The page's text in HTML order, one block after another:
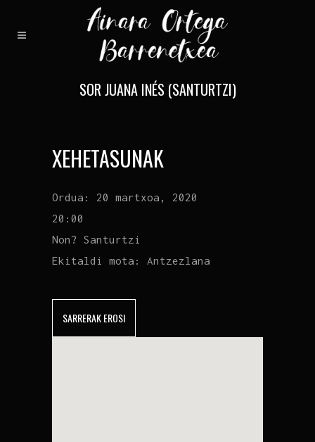
SOR JUANA INÉS (SANTURTZI)
XEHETASUNAK
Ordua:
20 martxoa, 2020
20:00
Non?
Santurtzi
Ekitaldi mota:
Antzezlana
SARRERAK EROSI